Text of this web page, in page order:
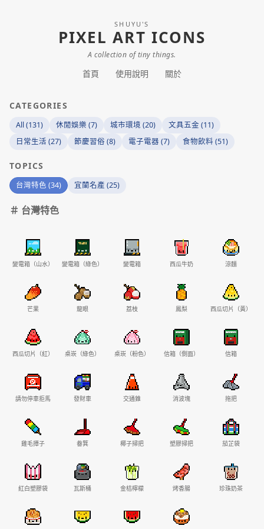
SHUYU'S
PIXEL ART ICONS
A collection of tiny things.
首頁 使用說明 關於
CATEGORIES
All (131) 休閒娛樂 (7) 城市環境 (20)
文具五金 (11)
日常生活 (27)
節慶習俗 (8) 電子電器 (7) 食物飲料 (51)
TOPICS
台灣特色 (34) 宜蘭名產 (25)
＃ 台灣特色
變電箱（山水） 變電箱（綠色） 變電箱 西瓜牛奶 涼麵
芒果 龍眼 荔枝 鳳梨 西瓜切片（黃）
西瓜切片（紅） 桌崁（綠色） 桌崁（粉色） 信箱（側面） 信箱
請勿停車拒馬 發財車 交通錐 消波塊 拖把
雞毛撢子 畚箕 椰子掃把 塑膠掃把 茄芷袋
紅白塑膠袋 瓦斯桶 金桔檸檬 烤香腸 珍珠奶茶